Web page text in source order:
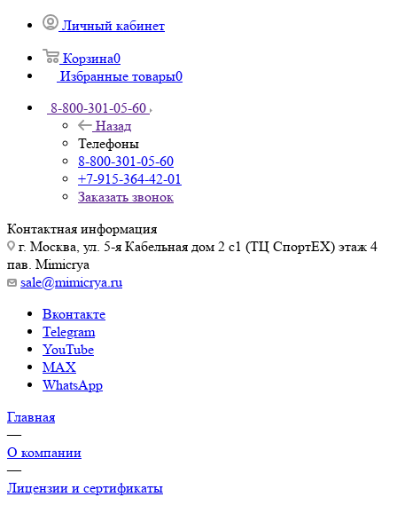
Личный кабинет
Корзина0
Избранные товары0
8-800-301-05-60
Назад
Телефоны
8-800-301-05-60
+7-915-364-42-01
Заказать звонок
Контактная информация
г. Москва, ул. 5-я Кабельная дом 2 с1 (ТЦ СпортEX) этаж 4
пав. Mimicrya
sale@mimicrya.ru
Вконтакте
Telegram
YouTube
MAX
WhatsApp
Главная
—
О компании
—
Лицензии и сертификаты